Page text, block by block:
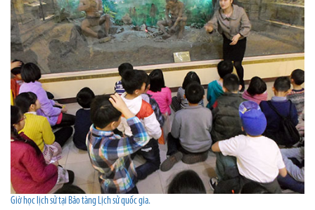
Giờ học lịch sử tại Bảo tàng Lịch sử quốc gia.